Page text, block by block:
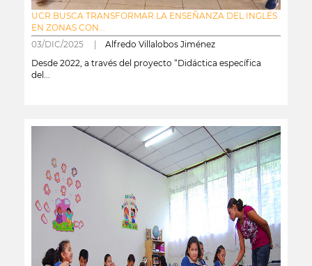
UCR BUSCA TRANSFORMAR LA ENSEÑANZA DEL INGLÉS
EN ZONAS CON...
03/DIC/2025 | Alfredo Villalobos Jiménez
Desde 2022, a través del proyecto “Didáctica específica
del...